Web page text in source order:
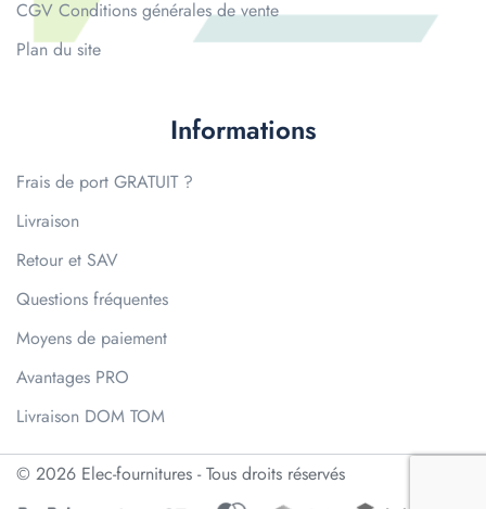
CGV Conditions générales de vente
Plan du site
Informations
Frais de port GRATUIT ?
Livraison
Retour et SAV
Questions fréquentes
Moyens de paiement
Avantages PRO
Livraison DOM TOM
© 2026 Elec-fournitures - Tous droits réservés